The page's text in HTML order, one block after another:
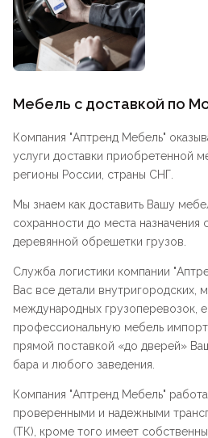
Мебель с доставкой по
Компания "Аптренд Мебель"
услуги доставки приобретенной
регионы России, страны СНГ.
Мы знаем как доставить Вашу
сохранности до места
деревянной обрешетки грузов.
Служба логистики компании "
Вас все детали внутригородских,
международных грузоперевозок,
профессиональную мебель
прямой поставкой «до дверей»
бара и любого заведения.
Компания "Аптренд Мебель"
проверенными и надежными
(ТК), кроме того имеет